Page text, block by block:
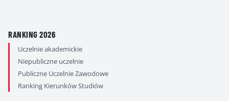
RANKING 2026
Uczelnie akademickie
Niepubliczne uczelnie
Publiczne Uczelnie Zawodowe
Ranking Kierunków Studiów